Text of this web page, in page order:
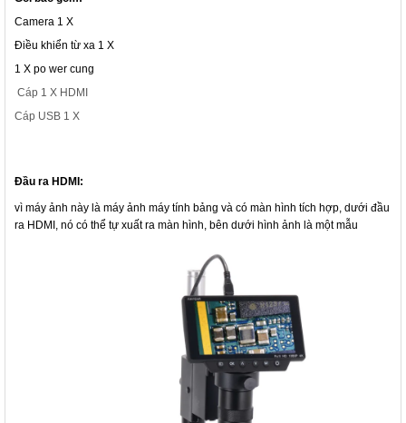
Camera 1 X
Điều khiển từ xa 1 X
1 X po wer cung
Cáp 1 X HDMI
Cáp USB 1 X
Đầu ra HDMI:
vì máy ảnh này là máy ảnh máy tính bảng và có màn hình tích hợp, dưới đầu
ra HDMI, nó có thể tự xuất ra màn hình, bên dưới hình ảnh là một mẫu